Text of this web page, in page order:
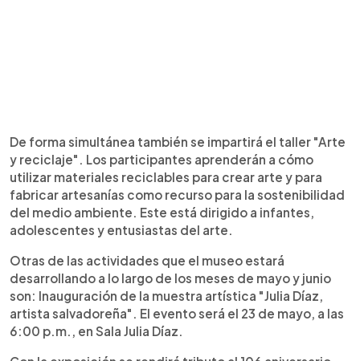
De forma simultánea también se impartirá el taller "Arte
y reciclaje". Los participantes aprenderán a cómo
utilizar materiales reciclables para crear arte y para
fabricar artesanías como recurso para la sostenibilidad
del medio ambiente. Este está dirigido a infantes,
adolescentes y entusiastas del arte.
Otras de las actividades que el museo estará
desarrollando a lo largo de los meses de mayo y junio
son: Inauguración de la muestra artística "Julia Díaz,
artista salvadoreña". El evento será el 23 de mayo, a las
6:00 p.m., en Sala Julia Díaz.